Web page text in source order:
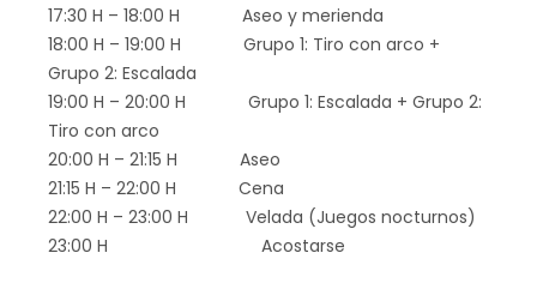
17:30 H – 18:00 H Aseo y merienda
18:00 H – 19:00 H Grupo 1: Tiro con arco +
Grupo 2: Escalada
19:00 H – 20:00 H Grupo 1: Escalada + Grupo 2:
Tiro con arco
20:00 H – 21:15 H Aseo
21:15 H – 22:00 H Cena
22:00 H – 23:00 H Velada (Juegos nocturnos)
23:00 H Acostarse